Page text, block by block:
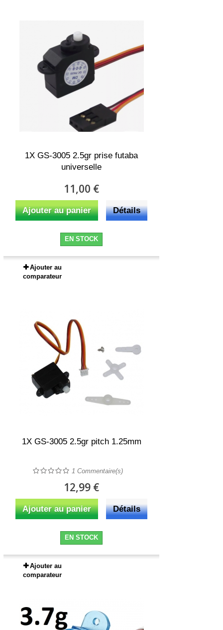
1X GS-3005 2.5gr prise futaba
universelle
11,00 €
Ajouter au panier Détails
EN STOCK
Ajouter au
comparateur
1X GS-3005 2.5gr pitch 1.25mm
1 Commentaire(s)
12,99 €
Ajouter au panier Détails
EN STOCK
Ajouter au
comparateur